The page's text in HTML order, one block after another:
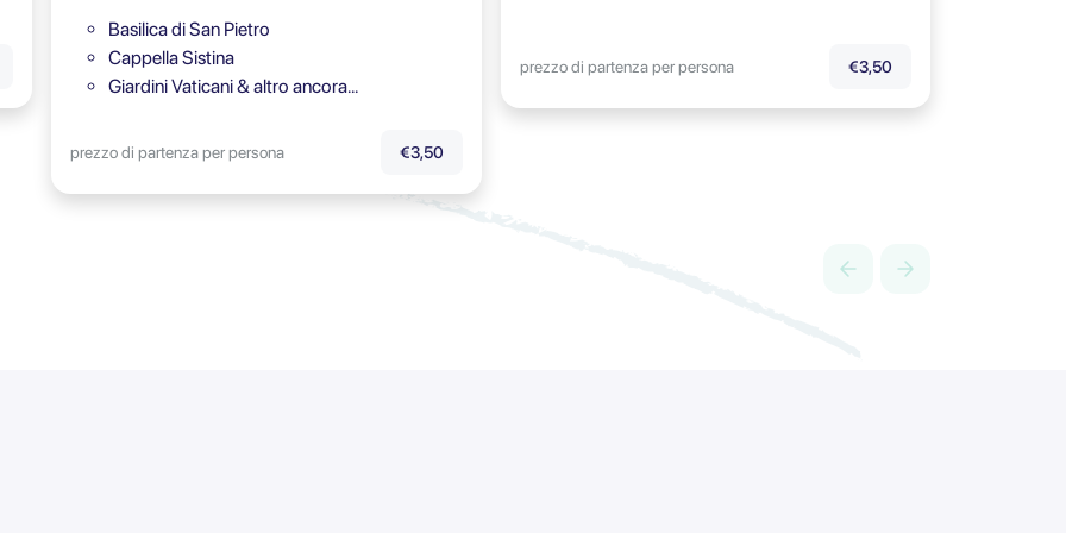
Basilica di San Pietro
Cappella Sistina
Giardini Vaticani & altro ancora…
prezzo di partenza per persona €3,50
prezzo di partenza per persona €3,50